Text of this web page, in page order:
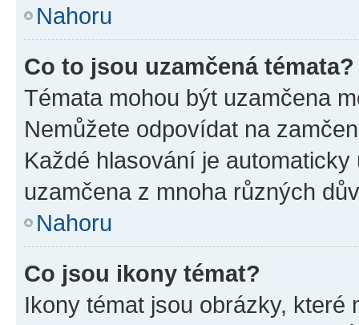
Nahoru
Co to jsou uzamčená témata?
Témata mohou být uzamčena
Nemůžete odpovídat na
Každé hlasování je
uzamčena z mnoha různých
Nahoru
Co jsou ikony témat?
Ikony témat jsou obrázky,